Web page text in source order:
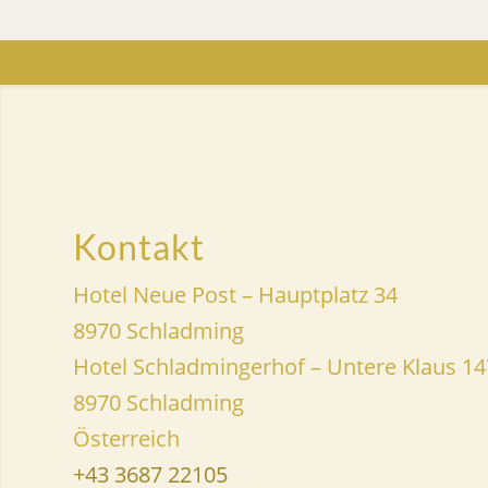
Kontakt
Hotel Neue Post – Hauptplatz 34
8970 Schladming
Hotel Schladmingerhof – Untere Klaus
8970 Schladming
Österreich
+43 3687 22105